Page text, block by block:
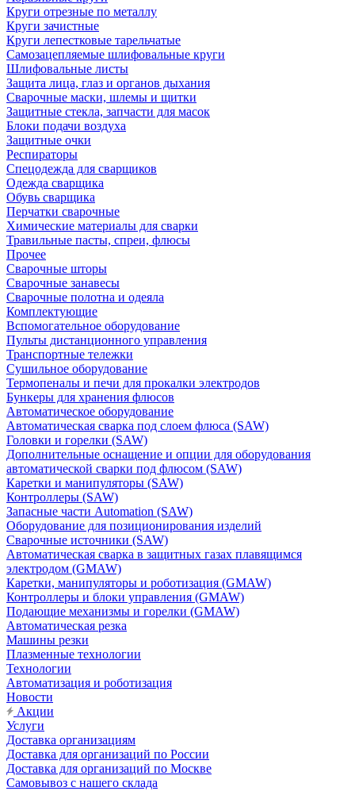
Круги отрезные по металлу
Круги зачистные
Круги лепестковые тарельчатые
Самозацепляемые шлифовальные круги
Шлифовальные листы
Защита лица, глаз и органов дыхания
Сварочные маски, шлемы и щитки
Защитные стекла, запчасти для масок
Блоки подачи воздуха
Защитные очки
Респираторы
Спецодежда для сварщиков
Одежда сварщика
Обувь сварщика
Перчатки сварочные
Химические материалы для сварки
Травильные пасты, спреи, флюсы
Прочее
Сварочные шторы
Сварочные занавесы
Сварочные полотна и одеяла
Комплектующие
Вспомогательное оборудование
Пульты дистанционного управления
Транспортные тележки
Сушильное оборудование
Термопеналы и печи для прокалки электродов
Бункеры для хранения флюсов
Автоматическое оборудование
Автоматическая сварка под слоем флюса (SAW)
Головки и горелки (SAW)
Дополнительные оснащение и опции для оборудования
автоматической сварки под флюсом (SAW)
Каретки и манипуляторы (SAW)
Контроллеры (SAW)
Запасные части Automation (SAW)
Оборудование для позиционирования изделий
Сварочные источники (SAW)
Автоматическая сварка в защитных газах плавящимся
электродом (GMAW)
Каретки, манипуляторы и роботизация (GMAW)
Контроллеры и блоки управления (GMAW)
Подающие механизмы и горелки (GMAW)
Автоматическая резка
Машины резки
Плазменные технологии
Технологии
Автоматизация и роботизация
Новости
Акции
Услуги
Доставка организациям
Доставка для организаций по России
Доставка для организаций по Москве
Самовывоз с нашего склада